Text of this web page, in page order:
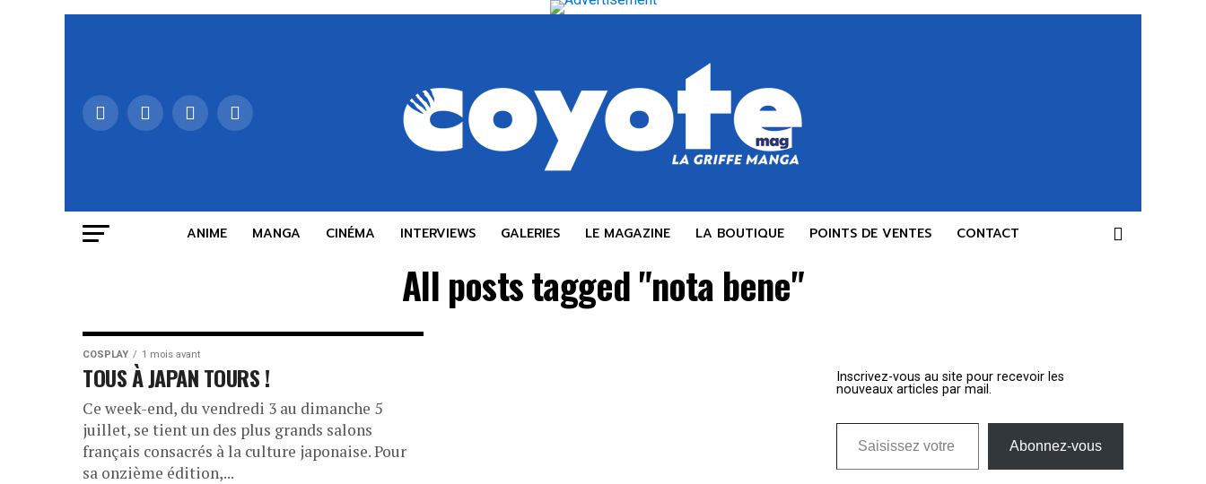
ANIME MANGA CINÉMA INTERVIEWS GALERIES LE MAGAZINE LA BOUTIQUE POINTS DE VENTES CONTACT
All posts tagged "nota bene"
COSPLAY 1 mois avant
TOUS À JAPAN TOURS !
Ce week-end, du vendredi 3 au dimanche 5
juillet, se tient un des plus grands salons
français consacrés à la culture japonaise. Pour
sa onzième édition,...
Inscrivez-vous au site pour recevoir les
nouveaux articles par mail.
Saisissez votre adresse e-mail…
Abonnez-vous